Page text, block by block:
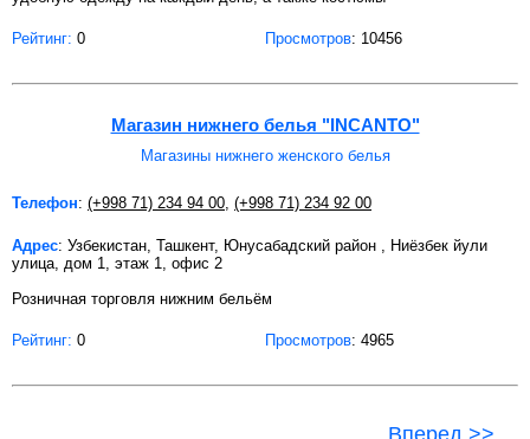
Рейтинг: 0 Просмотров: 10456
Магазин нижнего белья "INCANTO"
Магазины нижнего женского белья
Телефон: (+998 71) 234 94 00 (+998 71) 234 92 00
Адрес: Узбекистан, Ташкент, Юнусабадский район , Ниёзбек йули
улица, дом 1, этаж 1, офис 2
Розничная торговля нижним бельём
Рейтинг: 0 Просмотров: 4965
Вперед >>